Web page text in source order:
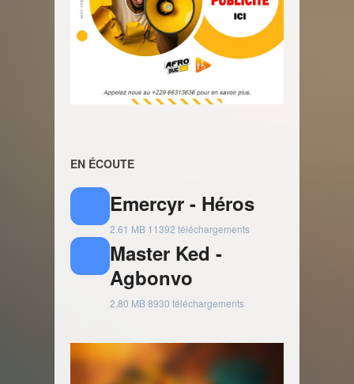
EN ÉCOUTE
Emercyr - Héros
2.61 MB 11392 téléchargements
Master Ked -
Agbonvo
2.80 MB8930 téléchargements